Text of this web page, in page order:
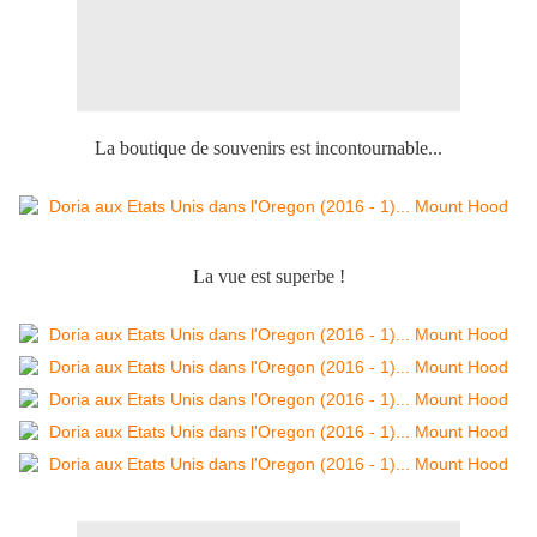
La boutique de souvenirs est incontournable...
La vue est superbe !